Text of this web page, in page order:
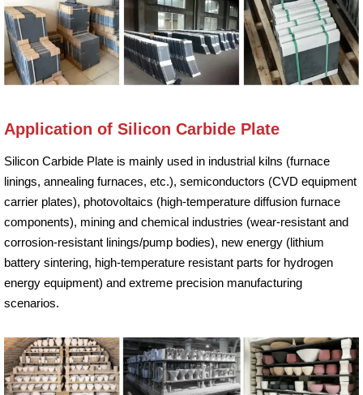
Application of Silicon Carbide Plate
Silicon Carbide Plate is mainly used in industrial kilns (furnace
linings, annealing furnaces, etc.), semiconductors (CVD equipment
carrier plates), photovoltaics (high-temperature diffusion furnace
components), mining and chemical industries (wear-resistant and
corrosion-resistant linings/pump bodies), new energy (lithium
battery sintering, high-temperature resistant parts for hydrogen
energy equipment) and extreme precision manufacturing
scenarios.